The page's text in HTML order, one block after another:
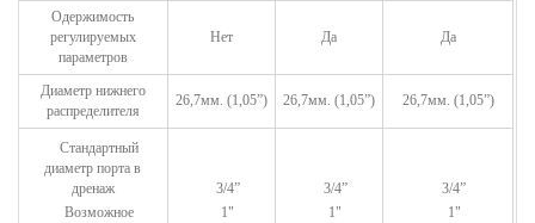
Одержимость
регулируемых
параметров
Нет Да Да
Диаметр нижнего
распределителя
26,7мм. (1,05”) 26,7мм. (1,05”) 26,7мм. (1,05”)
Стандартный
диаметр порта в
дренаж
Возможное
3/4”
1"
3/4”
1"
3/4”
1"